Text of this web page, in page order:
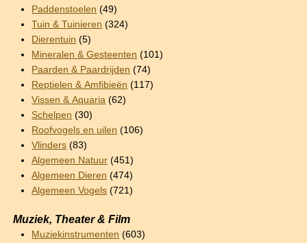
Paddenstoelen (49)
Tuin & Tuinieren (324)
Dierentuin (5)
Mineralen & Gesteenten (101)
Paarden & Paardrijden (74)
Reptielen & Amfibieën (117)
Vissen & Aquaria (62)
Schelpen (30)
Roofvogels en uilen (106)
Vlinders (83)
Algemeen Natuur (451)
Algemeen Dieren (474)
Algemeen Vogels (721)
Muziek, Theater & Film
Muziekinstrumenten (603)